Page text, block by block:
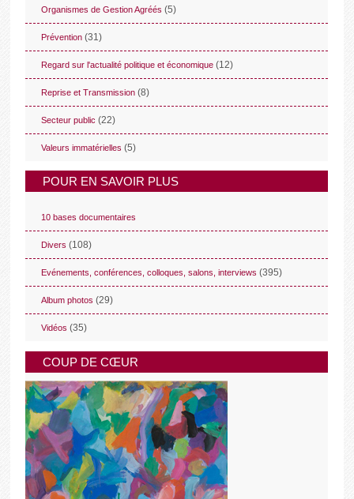
Organismes de Gestion Agréés (5)
Prévention (31)
Regard sur l'actualité politique et économique (12)
Reprise et Transmission (8)
Secteur public (22)
Valeurs immatérielles (5)
POUR EN SAVOIR PLUS
10 bases documentaires
Divers (108)
Evénements, conférences, colloques, salons, interviews (395)
Album photos (29)
Vidéos (35)
COUP DE CŒUR